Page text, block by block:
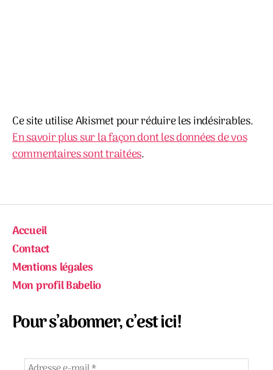
Ce site utilise Akismet pour réduire les indésirables.
En savoir plus sur la façon dont les données de vos
commentaires sont traitées.
Accueil
Contact
Mentions légales
Mon profil Babelio
Pour s’abonner, c’est ici!